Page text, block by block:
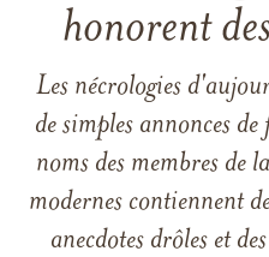
honorent
Les nécrologies
de simples annonces
noms des membres de
modernes contiennent
anecdotes drôles et